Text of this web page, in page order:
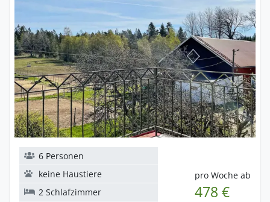
pro Woche ab
478 €
6 Personen
keine Haustiere
2 Schlafzimmer